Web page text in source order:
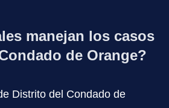
manejan los casos
de Orange?
Distrito del Condado de